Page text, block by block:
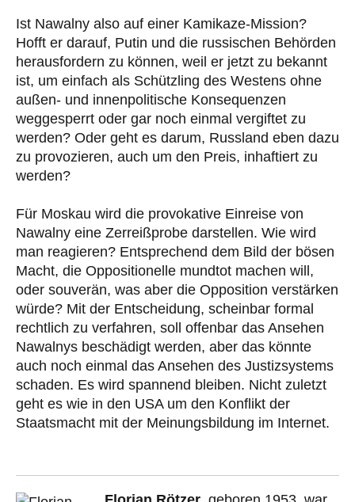
Ist Nawalny also auf einer Kamikaze-Mission?
Hofft er darauf, Putin und die russischen Behörden
herausfordern zu können, weil er jetzt zu bekannt
ist, um einfach als Schützling des Westens ohne
außen- und innenpolitische Konsequenzen
weggesperrt oder gar noch einmal vergiftet zu
werden? Oder geht es darum, Russland eben dazu
zu provozieren, auch um den Preis, inhaftiert zu
werden?
Für Moskau wird die provokative Einreise von
Nawalny eine Zerreißprobe darstellen. Wie wird
man reagieren? Entsprechend dem Bild der bösen
Macht, die Oppositionelle mundtot machen will,
oder souverän, was aber die Opposition verstärken
würde? Mit der Entscheidung, scheinbar formal
rechtlich zu verfahren, soll offenbar das Ansehen
Nawalnys beschädigt werden, aber das könnte
auch noch einmal das Ansehen des Justizsystems
schaden. Es wird spannend bleiben. Nicht zuletzt
geht es wie in den USA um den Konflikt der
Staatsmacht mit der Meinungsbildung im Internet.